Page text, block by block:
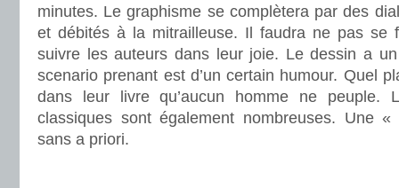
minutes. Le graphisme se complètera par des
et débités à la mitrailleuse. Il faudra ne pas se
suivre les auteurs dans leur joie. Le dessin a
scenario prenant est d’un certain humour. Quel
dans leur livre qu’aucun homme ne peuple.
classiques sont également nombreuses. Une
sans a priori.